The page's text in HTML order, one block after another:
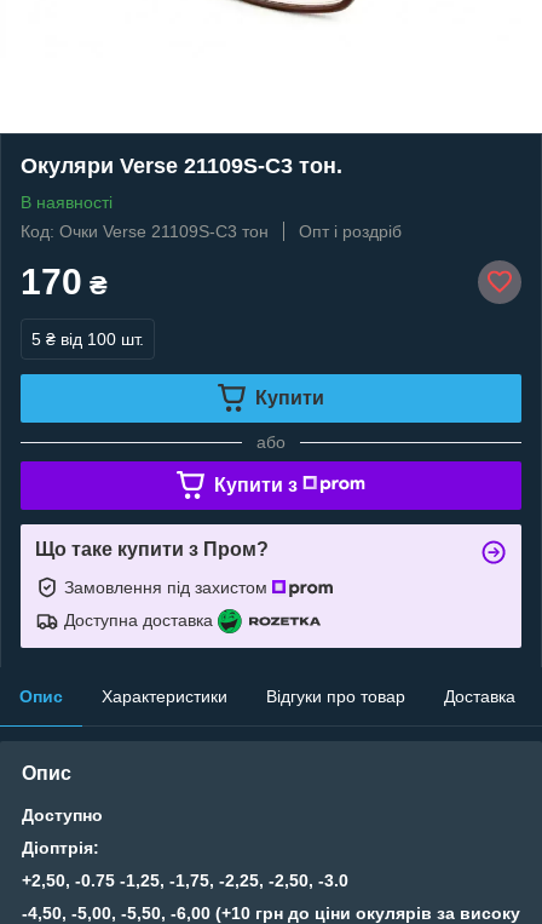
Окуляри Verse 21109S-C3 тон.
В наявності
Код: Очки Verse 21109S-C3 тон
Опт і роздріб
170 ₴
5 ₴ від 100 шт.
Купити
або
Купити з
Що таке купити з Пром?
Замовлення під захистом
Доступна доставка
Опис Характеристики Відгуки про товар Доставка
Опис
Доступно
Діоптрія:
+2,50, -0.75 -1,25, -1,75, -2,25, -2,50, -3.0
-4,50, -5,00, -5,50, -6,00 (+10 грн до ціни окулярів за високу